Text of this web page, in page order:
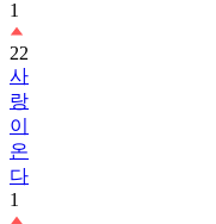
1
22
사
랑
이
온
다
1